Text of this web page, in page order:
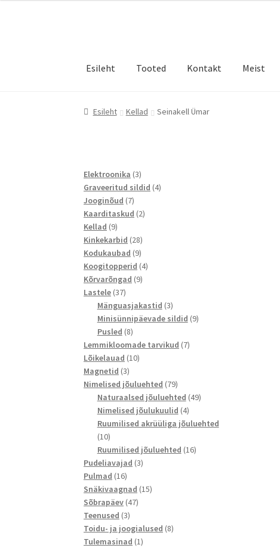
Esileht Tooted Kontakt Meist
Esileht Kellad Seinakell Ümar
Elektroonika 33
toodet
Graveeritud sildid 44
Jooginõud 77
toodet
Kaarditaskud 22
Kellad 99
toodet
Kinkekarbid 2828
toodet
Kodukaubad 99
toodet
Koogitopperid 44
Kõrvarõngad 99
Lastele 3737
toodet
Mänguasjakastid 33
toodet
Minisünnipäevade sildid 99
Pusled 88
toodet
Lemmikloomade tarvikud 77
Lõikelauad 1010
Magnetid 33
toodet
Nimelised jõuluehted 7979
toodet
Naturaalsed jõuluehted 4949
Nimelised jõulukuulid 44
toodet
Ruumilised akrüüliga jõuluehted
1010
toodet
Ruumilised jõuluehted 1616
Pudeliavajad 33
Pulmad 1616
toodet
Snäkivaagnad 1515
Sõbrapäev 4747
Teenused 33
toodet
Toidu- ja joogialused 88
Tulemasinad 11